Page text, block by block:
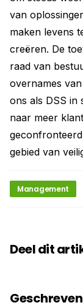
van
maken levens
creëren. De
raad van
overnames
ons als DSS in
naar meer
gebied van
Management
Deel dit